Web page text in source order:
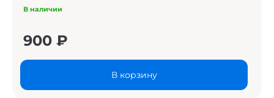
В наличии
900 ₽
В корзину